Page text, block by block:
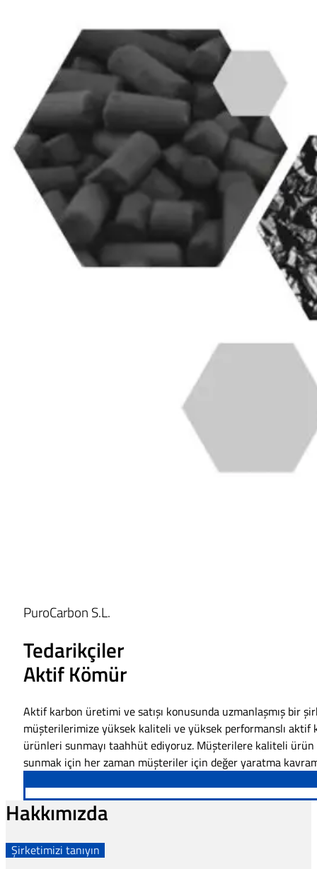
PuroCarbon S.L.
Tedarikçiler
Aktif Kömür
Aktif karbon üretimi ve satışı konusunda uzmanlaşmış bir
müşterilerimize yüksek kaliteli ve yüksek performanslı aktif
ürünleri sunmayı taahhüt ediyoruz. Müşterilere kaliteli
sunmak için her zaman müşteriler için değer yaratma
Hakkımızda
Şirketimizi tanıyın